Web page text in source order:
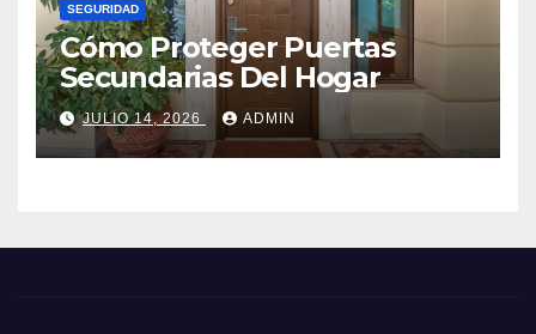
SEGURIDAD
Cómo Proteger Puertas
Secundarias Del Hogar
JULIO 14, 2026 ADMIN